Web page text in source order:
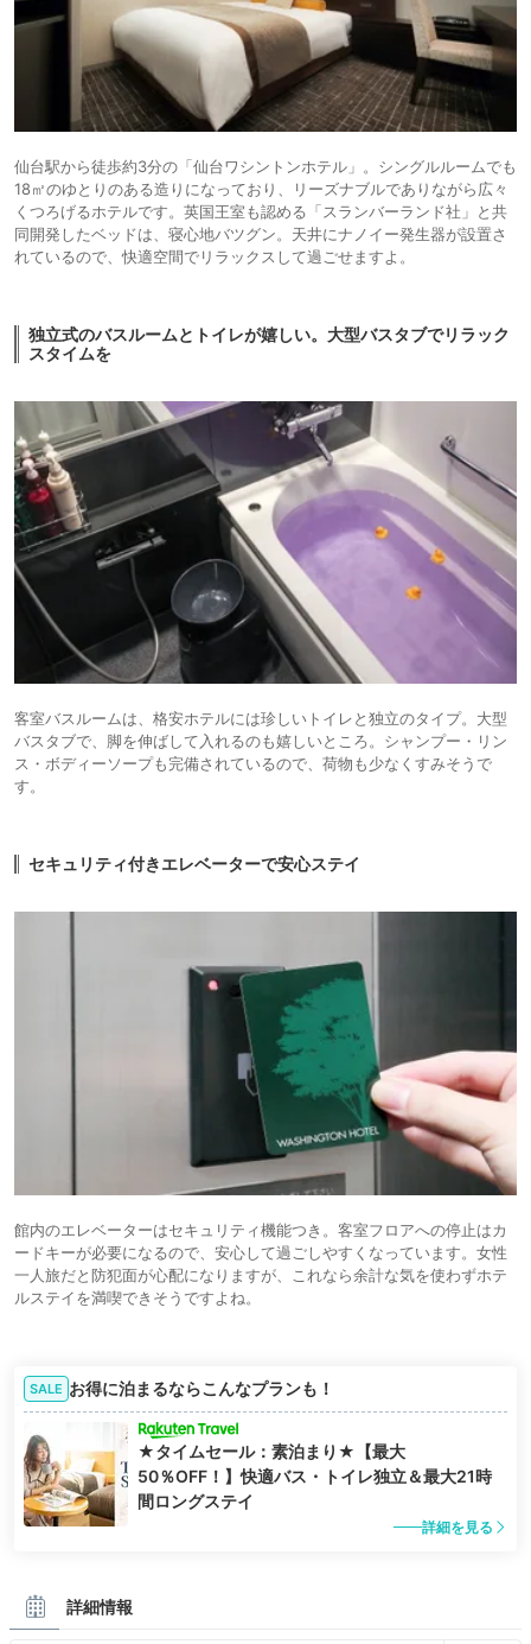
仙台駅から徒歩約3分の「仙台ワシントンホテル」。シングルルームでも
18㎡のゆとりのある造りになっており、リーズナブルでありながら広々
くつろげるホテルです。英国王室も認める「スランバーランド社」と共
同開発したベッドは、寝心地バツグン。天井にナノイー発生器が設置さ
れているので、快適空間でリラックスして過ごせますよ。
独立式のバスルームとトイレが嬉しい。大型バスタブでリラック
スタイムを
客室バスルームは、格安ホテルには珍しいトイレと独立のタイプ。大型
バスタブで、脚を伸ばして入れるのも嬉しいところ。シャンプー・リン
ス・ボディーソープも完備されているので、荷物も少なくすみそうで
す。
セキュリティ付きエレベーターで安心ステイ
館内のエレベーターはセキュリティ機能つき。客室フロアへの停止はカ
ードキーが必要になるので、安心して過ごしやすくなっています。女性
一人旅だと防犯面が心配になりますが、これなら余計な気を使わずホテ
ルステイを満喫できそうですよね。
SALE お得に泊まるならこんなプランも！
★タイムセール：素泊まり★【最大
50％OFF！】快適バス・トイレ独立＆最大21時
間ロングステイ
詳細を見る
詳細情報